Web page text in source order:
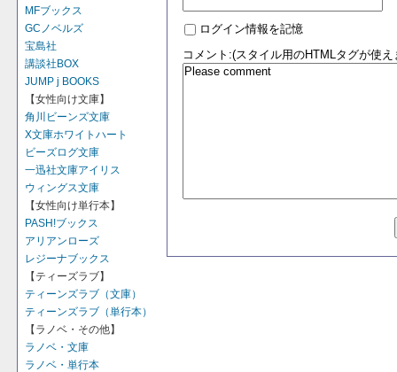
MFブックス
GCノベルズ
宝島社
講談社BOX
JUMP j BOOKS
【女性向け文庫】
角川ビーンズ文庫
X文庫ホワイトハート
ビーズログ文庫
一迅社文庫アイリス
ウィングス文庫
【女性向け単行本】
PASH!ブックス
アリアンローズ
レジーナブックス
【ティーズラブ】
ティーンズラブ（文庫）
ティーンズラブ（単行本）
【ラノベ・その他】
ラノベ・文庫
ラノベ・単行本
ログイン情報を記憶
コメント:(スタイル用のHTMLタグが使え